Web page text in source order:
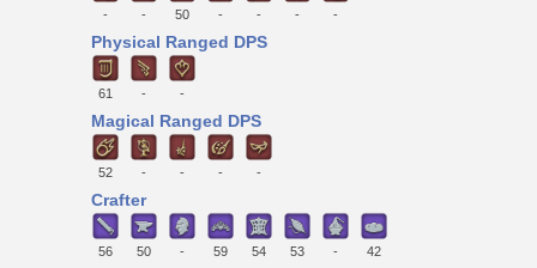
- - 50 - - - -
Physical Ranged DPS
61 - -
Magical Ranged DPS
52 - - - -
Crafter
56 50 - 59 54 53 - 42